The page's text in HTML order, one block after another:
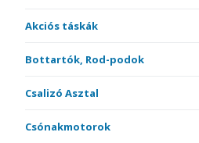
Akciós táskák
Bottartók, Rod-podok
Csalizó Asztal
Csónakmotorok